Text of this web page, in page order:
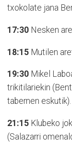
txokolate jana
17:30 Nesken
18:15 Mutilen
19:30 Mikel
trikitilariekin
tabernen eskutik).
21:15 Klubeko
(Salazarri